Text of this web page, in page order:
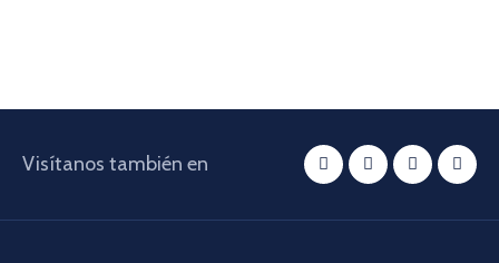
Visítanos también en